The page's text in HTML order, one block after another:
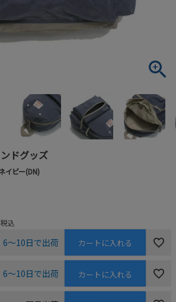
ドグッズ
イビー(DN)
税込
6～10日で出荷 カートに入れる
6～10日で出荷 カートに入れる